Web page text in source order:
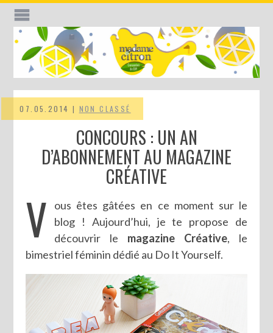
07.05.2014 | NON CLASSÉ
CONCOURS : UN AN
D’ABONNEMENT AU MAGAZINE
CRÉATIVE
V
ous êtes gâtées en ce moment sur le
blog ! Aujourd’hui, je te propose de
découvrir le magazine Créative, le
bimestriel féminin dédié au Do It Yourself.